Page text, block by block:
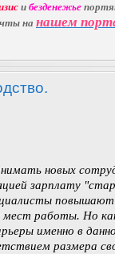
и безденежье
на нашем
новых
зарплату
повышают
мест работы. Но
именно в
размера